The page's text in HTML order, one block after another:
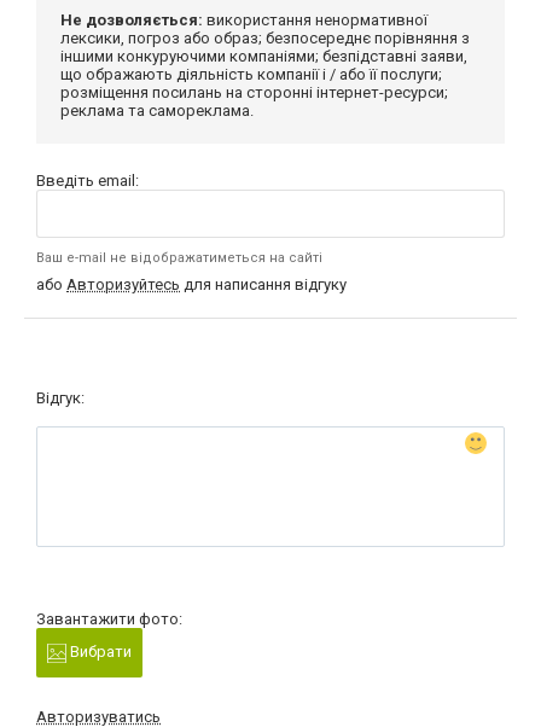
Не дозволяється: використання ненормативної
лексики, погроз або образ; безпосереднє порівняння з
іншими конкуруючими компаніями; безпідставні заяви,
що ображають діяльність компанії і / або її послуги;
розміщення посилань на сторонні інтернет-ресурси;
реклама та самореклама.
Введіть email:
Ваш e-mail не відображатиметься на сайті
або Авторизуйтесь для написання відгуку
Відгук:
Завантажити фото:
Вибрати
Авторизуватись